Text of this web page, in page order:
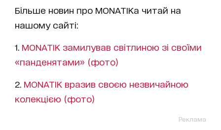
Більше новин про MONATIKа читай на
нашому сайті:
1. MONATIK замилував світлиною зі своїми
«панденятами» (фото)
2. MONATIK вразив своєю незвичайною
колекцією (фото)
Реклама